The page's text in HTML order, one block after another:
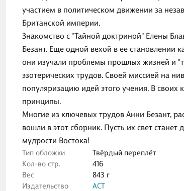
участием в политическом движении за
Британской империи.
Знакомство с "Тайной доктриной" Елены
Безант. Еще одной вехой в ее становлении
они изучали проблемы прошлых жизней и
эзотерических трудов. Своей миссией на
популяризацию идей этого учения. В своих
принципы.
Многие из ключевых трудов Анни Безант,
вошли в этот сборник. Пусть их свет
мудрости Востока!
Тип обложки
Твёрдый переплёт
Кол-во стр.
416
Вес
843 г
Издательство
АСТ